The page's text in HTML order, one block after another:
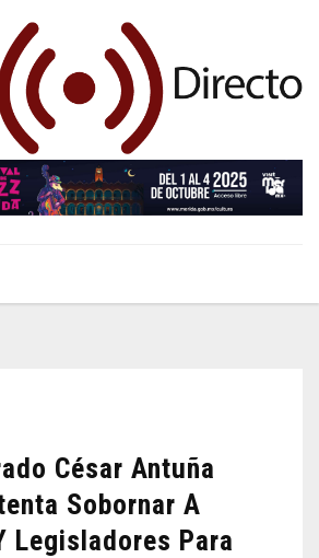
César Antuña
Sobornar A
Legisladores Para